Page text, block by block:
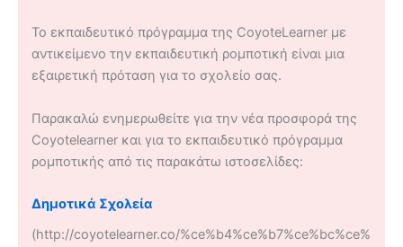
Το εκπαιδευτικό πρόγραμμα της CoyoteLearner με
αντικείμενο την εκπαιδευτική ρομποτική είναι μια
εξαιρετική πρόταση για το σχολείο σας.
Παρακαλώ ενημερωθείτε για την νέα προσφορά της
Coyotelearner και για το εκπαιδευτικό πρόγραμμα
ρομποτικής από τις παρακάτω ιστοσελίδες:
Δημοτικά Σχολεία
(http://coyotelearner.co/%ce%b4%ce%b7%ce%bc%ce%